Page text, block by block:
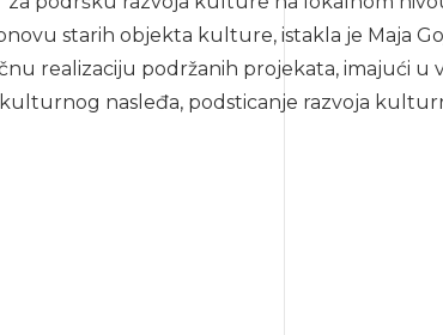
starih objekta kulture, istakla je Maja
realizaciju podržanih projekata, imajući
nasleđa, podsticanje razvoja